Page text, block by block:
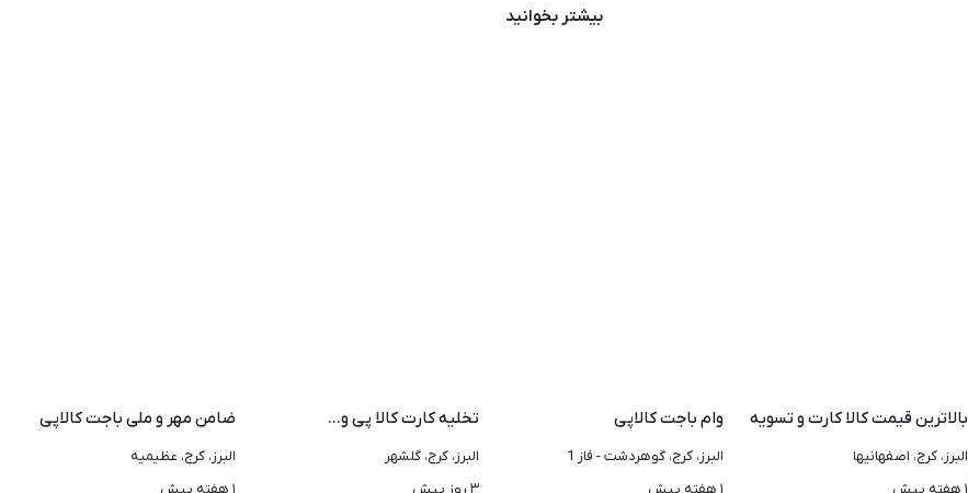
بیشتر بخوانید
بالاترین قیمت کالا کارت و تسویه آنی
البرز، کرج، اصفهانیها
۱ هفته پیش
وام باجت کالاپی
البرز، کرج، گوهردشت - فاز 1
۱ هفته پیش
تخلیه کارت کالا پی و...
البرز، کرج، گلشهر
۳ روز پیش
ضامن مهر و ملی باجت کالاپی
البرز، کرج، عظیمیه
۱ هفته پیش